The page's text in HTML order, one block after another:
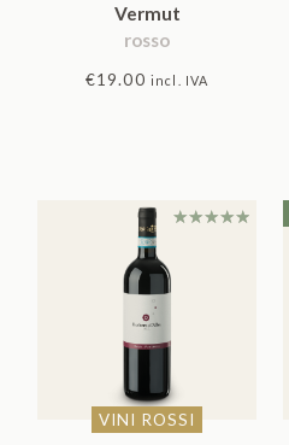
Vermut
rosso
€19.00 incl. IVA
VINI ROSSI